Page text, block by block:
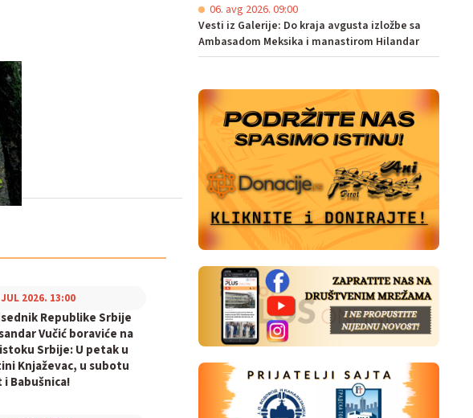
Republike Srbije
Vučić boraviće na
Srbije: U petak u
Knjaževac, u subotu
i Babušnica!
2026. 13:00
06. avg 2026. 09:00
Vesti iz Galerije: Do kraja avgusta izložbe sa
Ambasadom Meksika i manastirom Hilandar